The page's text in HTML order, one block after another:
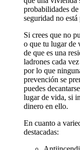
probabilidades
seguridad no
Si crees que no
o que tu lugar de
de que es una
ladrones cada
por lo que
prevención se
puedes
lugar de vida, si
dinero en ello.
En cuanto a
destacadas: